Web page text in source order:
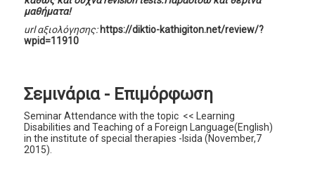
μαθήματα!
url αξιολόγησης:https://diktio-kathigiton.net/review/?
wpid=11910
Σεμινάρια - Επιμόρφωση
Seminar Attendance with the topic << Learning
Disabilities and Teaching of a Foreign Language(English)
in the institute of special therapies -Isida (November,7
2015).